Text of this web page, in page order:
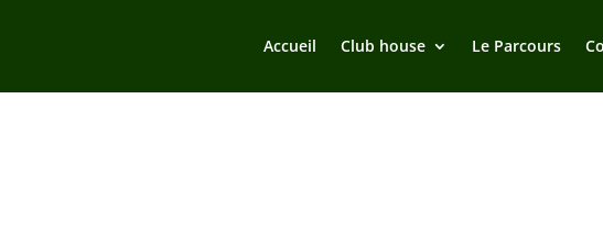
Accueil Club house Le Parcours